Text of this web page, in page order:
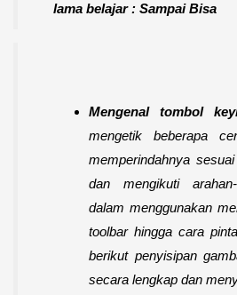
lama belajar : Sampai Bisa
Mengenal tombol
mengetik beberapa
memperindahnya
dan mengikuti
dalam menggunakan
toolbar hingga cara
berikut penyisipan
secara lengkap dan